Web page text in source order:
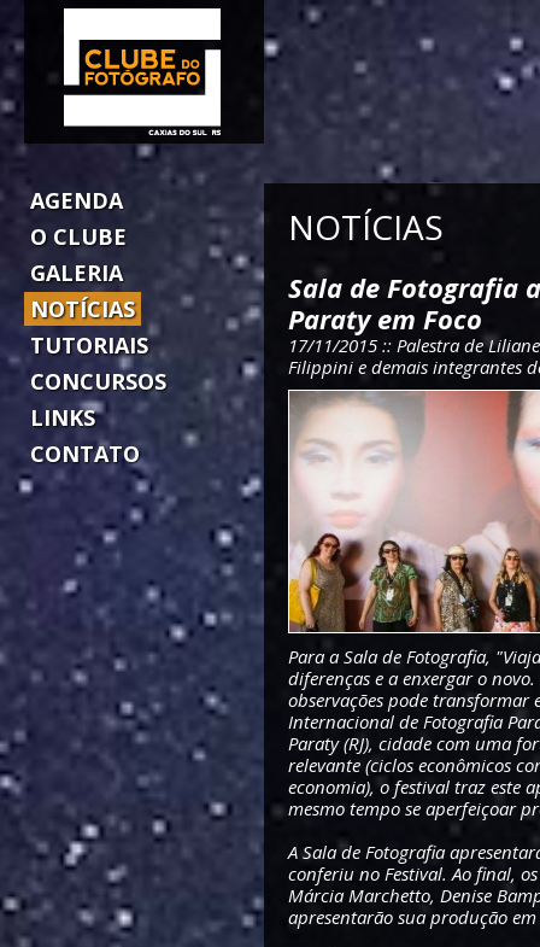
AGENDA
O CLUBE
GALERIA
NOTÍCIAS
TUTORIAIS
CONCURSOS
LINKS
CONTATO
NOTÍCIAS
Sala de Fotografia
Paraty em Foco
17/11/2015 :: Palestra de
Filippini e demais integrantes
Para a Sala de Fotografia,
diferenças e a enxergar o
observações pode transformar
Internacional de Fotografia
Paraty (RJ), cidade com uma
relevante (ciclos econômicos
economia), o festival traz este
mesmo tempo se aperfeiçoar
A Sala de Fotografia
conferiu no Festival. Ao final,
Márcia Marchetto, Denise
apresentarão sua produção